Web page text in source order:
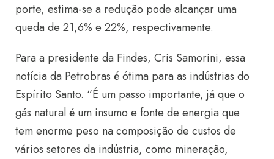
porte, estima-se a redução pode alcançar uma
queda de 21,6% e 22%, respectivamente.
Para a presidente da Findes, Cris Samorini, essa
notícia da Petrobras é ótima para as indústrias do
Espírito Santo. “É um passo importante, já que o
gás natural é um insumo e fonte de energia que
tem enorme peso na composição de custos de
vários setores da indústria, como mineração,